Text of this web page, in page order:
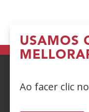
USAMOS
Ao facer clic